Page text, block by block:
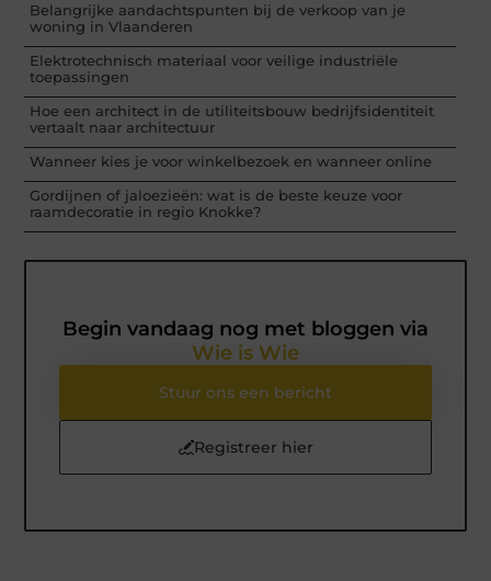
Belangrijke aandachtspunten bij de verkoop van je
woning in Vlaanderen
Elektrotechnisch materiaal voor veilige industriële
toepassingen
Hoe een architect in de utiliteitsbouw bedrijfsidentiteit
vertaalt naar architectuur
Wanneer kies je voor winkelbezoek en wanneer online
Gordijnen of jaloezieën: wat is de beste keuze voor
raamdecoratie in regio Knokke?
Begin vandaag nog met bloggen via
Wie is Wie
Stuur ons een bericht
Registreer hier